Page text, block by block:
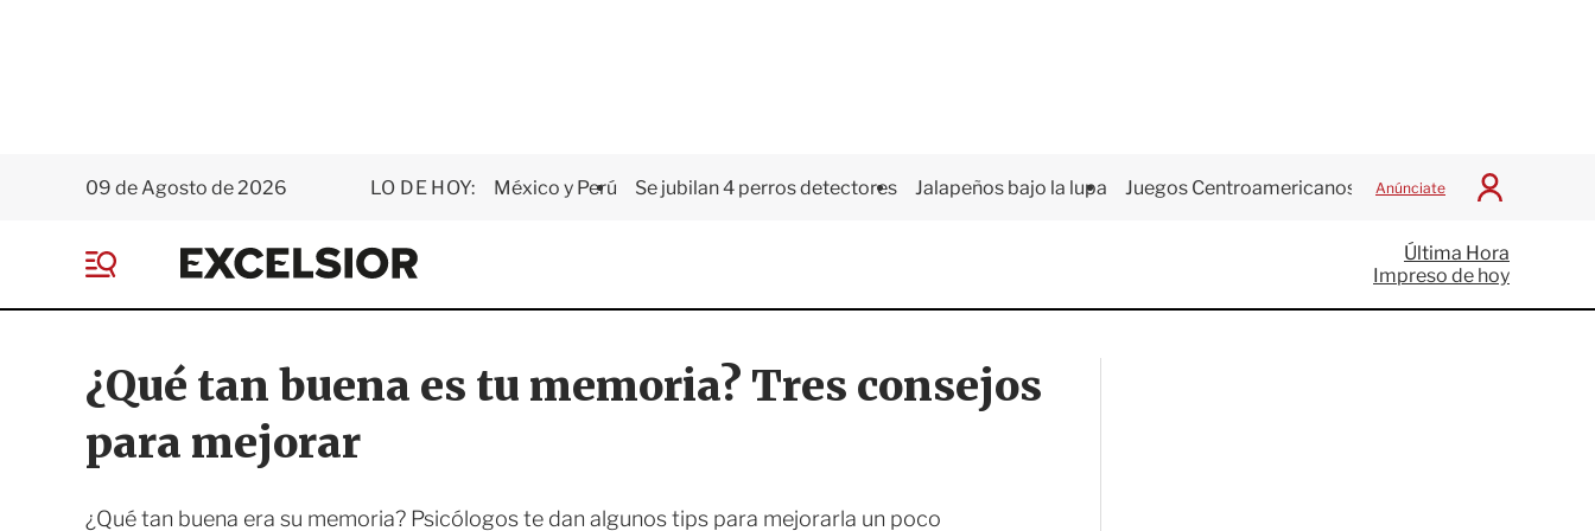
09 de Agosto de 2026 LO DE HOY: México y Perú Se jubilan 4 perros detectores Jalapeños bajo la lupa Juegos Centroamericanos Anúnciate
I
c
i
a
E
x
e
o
e
Última Hora
Impreso de hoy
¿Qué tan buena es tu memoria? Tres consejos
para mejorar
¿Qué tan buena era su memoria? Psicólogos te dan algunos tips para mejorarla un poco